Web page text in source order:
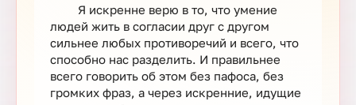
Я искренне верю в то, что умение
людей жить в согласии друг с другом
сильнее любых противоречий и всего, что
способно нас разделить. И правильнее
всего говорить об этом без пафоса, без
громких фраз, а через искренние, идущие